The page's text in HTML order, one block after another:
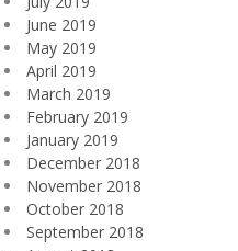
June 2019
May 2019
April 2019
March 2019
February 2019
January 2019
December 2018
November 2018
October 2018
September 2018